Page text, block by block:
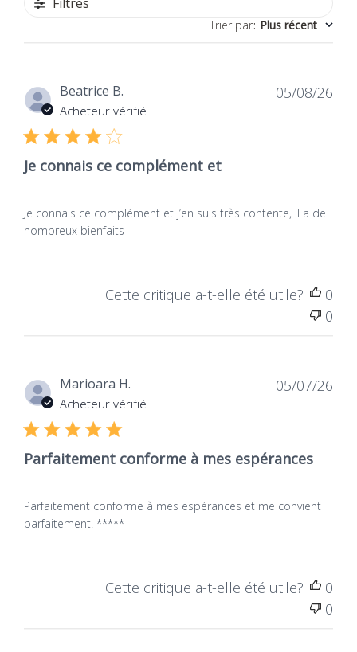
Trier par: Plus récent
Beatrice B.
Acheteur vérifié
Je connais ce complément et
Je connais ce complément et j’en suis très contente, il a de
nombreux bienfaits
05/08/26
Cette critique a-t-elle été utile?
0
0
Marioara H.
Acheteur vérifié
Parfaitement conforme à mes espérances
Parfaitement conforme à mes espérances et me convient
parfaitement. *****
05/07/26
Cette critique a-t-elle été utile?
0
0